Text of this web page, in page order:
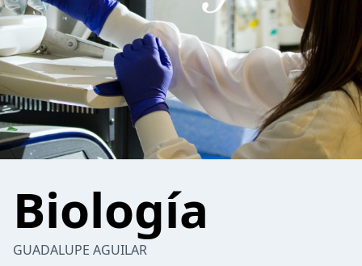
Biología
GUADALUPE AGUILAR